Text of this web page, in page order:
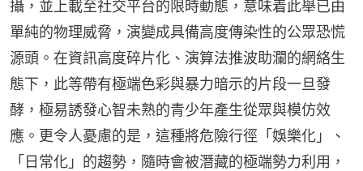
攝，並上載至社交平台的限時動態，意味着此舉已由
單純的物理威脅，演變成具備高度傳染性的公眾恐慌
源頭。在資訊高度碎片化、演算法推波助瀾的網絡生
態下，此等帶有極端色彩與暴力暗示的片段一旦發
酵，極易誘發心智未熟的青少年產生從眾與模仿效
應。更令人憂慮的是，這種將危險行徑「娛樂化」、
「日常化」的趨勢，隨時會被潛藏的極端勢力利用，